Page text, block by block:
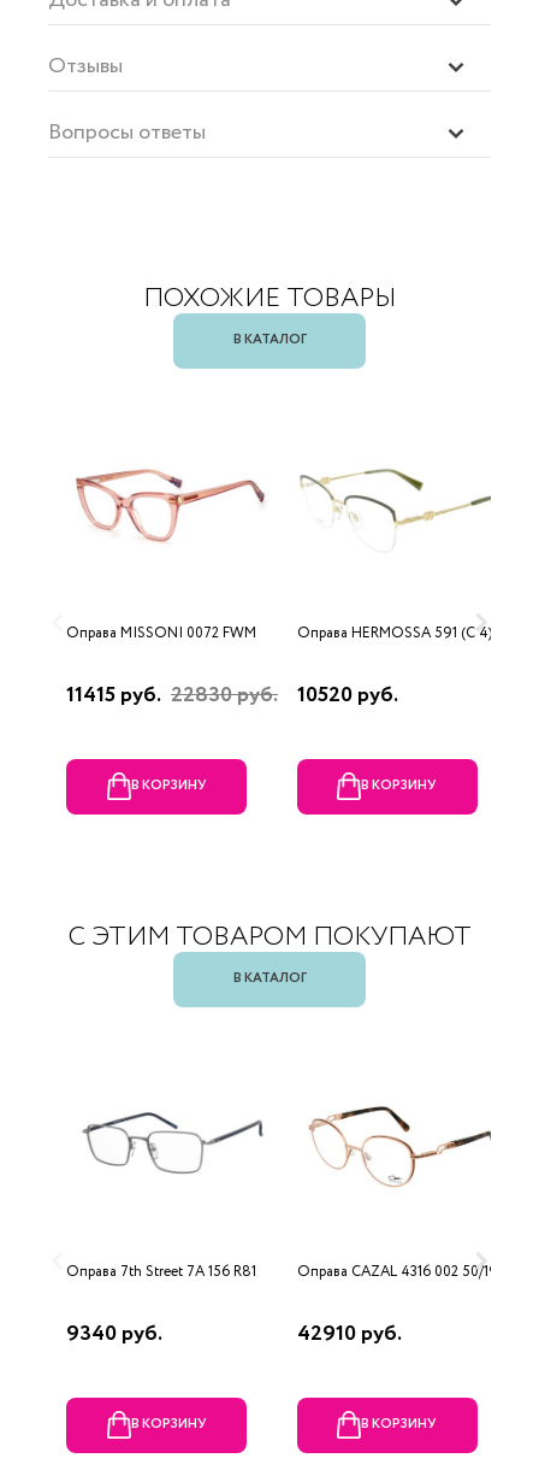
Отзывы
Вопросы ответы
ПОХОЖИЕ ТОВАРЫ
В КАТАЛОГ
Оправа MISSONI 0072 FWM
11415 руб. 22830 руб.
В КОРЗИНУ
Оправа HERMOSSA 591 (C 4)
10520 руб.
В КОРЗИНУ
С ЭТИМ ТОВАРОМ ПОКУПАЮТ
В КАТАЛОГ
Оправа 7th Street 7A 156 R81
9340 руб.
В КОРЗИНУ
Оправа CAZAL 4316 002 50/19
42910 руб.
В КОРЗИНУ